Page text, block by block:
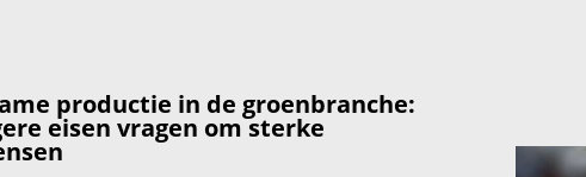
productie in de groenbranche:
eisen vragen om sterke